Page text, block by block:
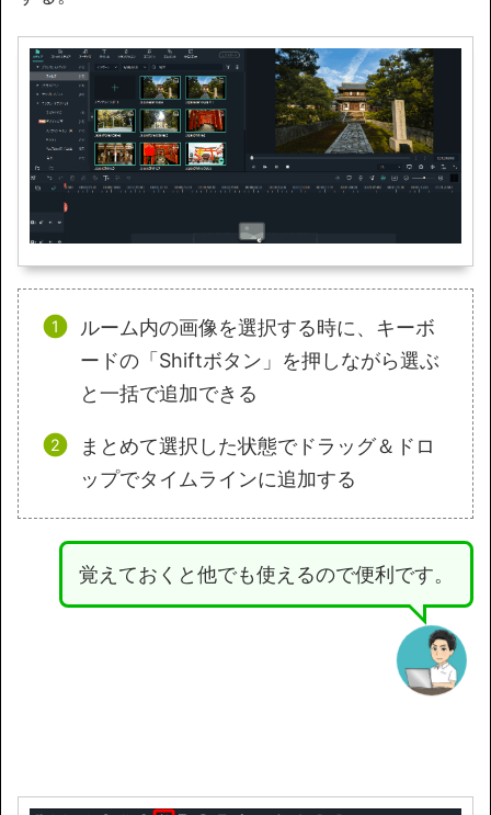
ルーム内の画像を選択する時に、キーボ
ードの「Shiftボタン」を押しながら選ぶ
と一括で追加できる
まとめて選択した状態でドラッグ＆ドロ
ップでタイムラインに追加する
覚えておくと他でも使えるので便利です。